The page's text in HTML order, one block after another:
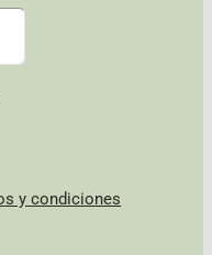
y condiciones